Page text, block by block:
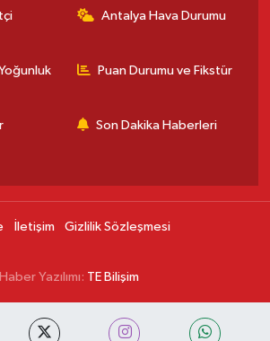
Antalya Hava Durumu
Puan Durumu ve Fikstür
Son Dakika Haberleri
İletişim Gizlilik Sözleşmesi
Haber Yazılımı: TE Bilişim